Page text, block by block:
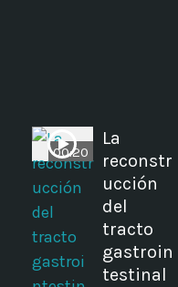
00:20
La
reconstr
ucción
del
tracto
gastroin
testinal